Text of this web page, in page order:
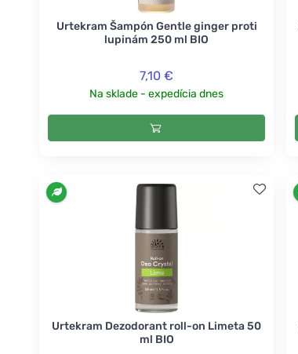
Urtekram Šampón Gentle ginger proti
lupinám 250 ml BIO
7,10 €
Na sklade - expedícia dnes
Urtekram Dezodorant roll-on Limeta 50
ml BIO